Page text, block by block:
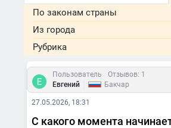
По законам страны
Из города
Рубрика
Пользователь
Отзывов: 1
Евгений
Бакчар
27.05.2026, 18:31
С какого момента